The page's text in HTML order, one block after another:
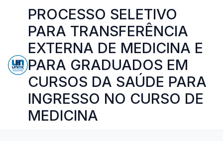
PROCESSO SELETIVO
PARA TRANSFERÊNCIA
EXTERNA DE MEDICINA E
PARA GRADUADOS EM
CURSOS DA SAÚDE PARA
INGRESSO NO CURSO DE
MEDICINA